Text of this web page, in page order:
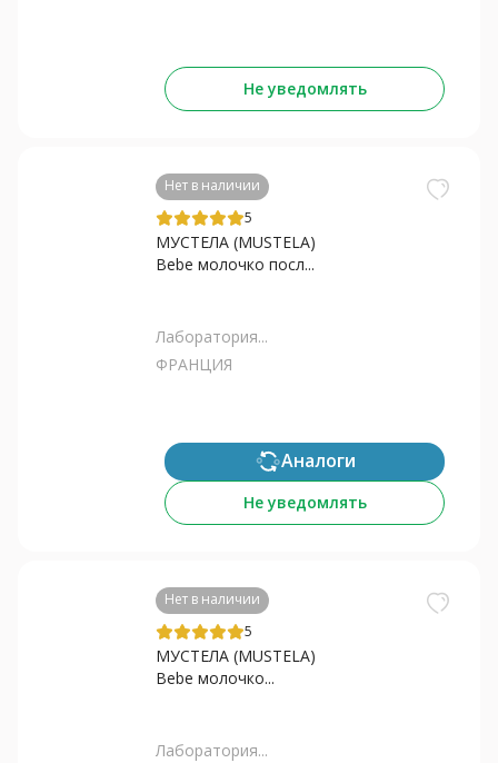
Не уведомлять
Нет в наличии
5
МУСТЕЛА (MUSTELA)
Bebe молочко посл...
Лаборатория...
ФРАНЦИЯ
Аналоги
Не уведомлять
Нет в наличии
5
МУСТЕЛА (MUSTELA)
Bebe молочко...
Лаборатория...